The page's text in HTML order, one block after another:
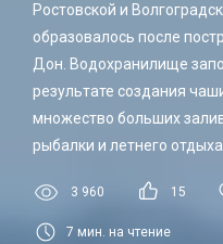
Ростовской и
образовалось после
Дон. Водохранилище
результате создания
множество больших
рыбалки и летнего отдыха.
3 960 15
7 мин. на чтение